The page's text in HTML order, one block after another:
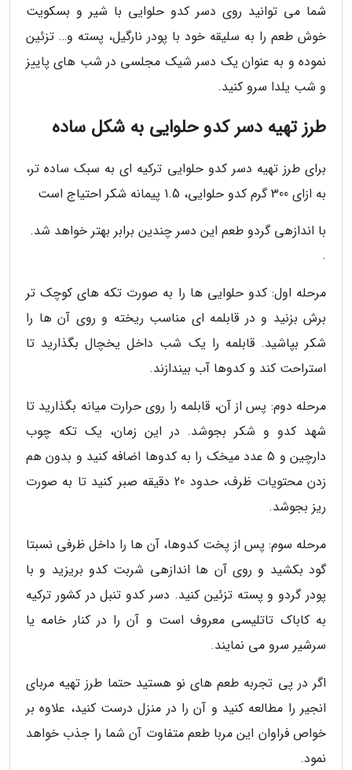
شما می توانید روی دسر کدو حلوایی با شیر و بسکویت
خوش طعم را به سلیقه خود با پودر نارگیل، پسته و… تزئین
نموده و به عنوان یک دسر شیک مجلسی در شب های پاییز
و شب یلدا سرو کنید.
طرز تهیه دسر کدو حلوایی به شکل ساده
برای طرز تهیه دسر کدو حلوایی ترکیه ای به سبک ساده تر،
به ازای 300 گرم کدو حلوایی، 1.5 پیمانه شکر احتیاج است
با اندازهی گردو طعم این دسر چندین برابر بهتر خواهد شد.
.
مرحله اول: کدو حلوایی ها را به صورت تکه های کوچک تر
برش بزنید و در قابلمه ای مناسب ریخته و روی آن ها را
شکر بپاشید. قابلمه را یک شب داخل یخچال بگذارید تا
استراحت کند و کدوها آب بیندازند.
مرحله دوم: پس از آن، قابلمه را روی حرارت میانه بگذارید تا
شهد کدو و شکر بجوشد. در این زمان، یک تکه چوب
دارچین و 5 عدد میخک را به کدوها اضافه کنید و بدون هم
زدن محتویات ظرف، حدود 20 دقیقه صبر کنید تا به صورت
ریز بجوشد.
مرحله سوم: پس از پخت کدوها، آن ها را داخل ظرفی نسبتا
گود بکشید و روی آن ها اندازهی شربت کدو بریزید و با
پودر گردو و پسته تزئین کنید. دسر کدو تنبل در کشور ترکیه
به کاباک تاتلیسی معروف است و آن را در کنار خامه یا
سرشیر سرو می نمایند.
اگر در پی تجربه طعم های نو هستید حتما طرز تهیه مربای
انجیر را مطالعه کنید و آن را در منزل درست کنید، علاوه بر
خواص فراوان این مربا طعم متفاوت آن شما را جذب خواهد
نمود.